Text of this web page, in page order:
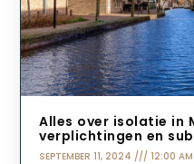
Alles over isolatie in
verplichtingen en
SEPTEMBER 11, 2024 12:00 AM